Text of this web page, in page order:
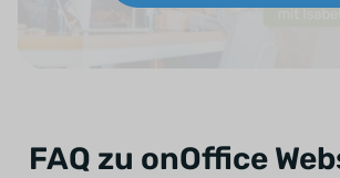
FAQ zu onOffice